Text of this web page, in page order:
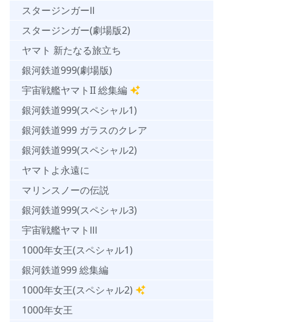
スタージンガーⅡ
スタージンガー(劇場版2)
ヤマト 新たなる旅立ち
銀河鉄道999(劇場版)
宇宙戦艦ヤマトII 総集編
銀河鉄道999(スペシャル1)
銀河鉄道999 ガラスのクレア
銀河鉄道999(スペシャル2)
ヤマトよ永遠に
マリンスノーの伝説
銀河鉄道999(スペシャル3)
宇宙戦艦ヤマトⅢ
1000年女王(スペシャル1)
銀河鉄道999 総集編
1000年女王(スペシャル2)
1000年女王